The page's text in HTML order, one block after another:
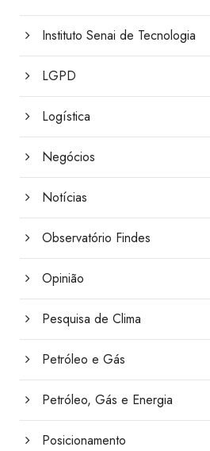
Instituto Senai de Tecnologia
LGPD
Logística
Negócios
Notícias
Observatório Findes
Opinião
Pesquisa de Clima
Petróleo e Gás
Petróleo, Gás e Energia
Posicionamento